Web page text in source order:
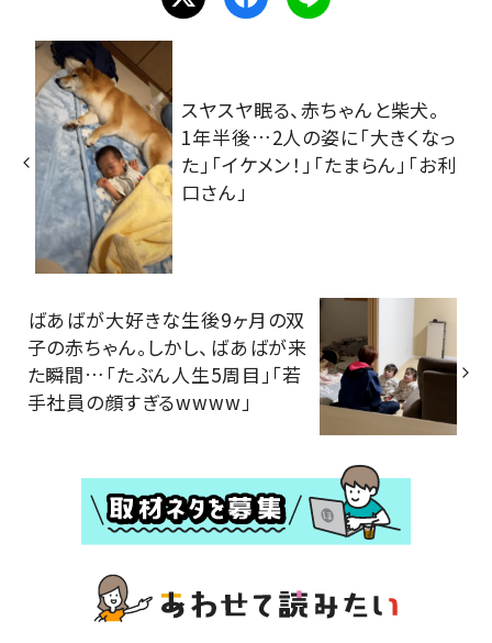
スヤスヤ眠る、赤ちゃんと柴犬。
1年半後…2人の姿に「大きくなっ
た」「イケメン！」「たまらん」「お利
口さん」
ばあばが大好きな生後9ヶ月の双
子の赤ちゃん。しかし、ばあばが来
た瞬間…「たぶん人生5周目」「若
手社員の顔すぎるwwww」